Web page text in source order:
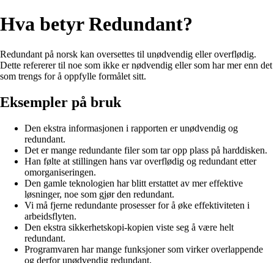
Hva betyr Redundant?
Redundant på norsk kan oversettes til unødvendig eller overflødig.
Dette refererer til noe som ikke er nødvendig eller som har mer enn det
som trengs for å oppfylle formålet sitt.
Eksempler på bruk
Den ekstra informasjonen i rapporten er unødvendig og
redundant.
Det er mange redundante filer som tar opp plass på harddisken.
Han følte at stillingen hans var overflødig og redundant etter
omorganiseringen.
Den gamle teknologien har blitt erstattet av mer effektive
løsninger, noe som gjør den redundant.
Vi må fjerne redundante prosesser for å øke effektiviteten i
arbeidsflyten.
Den ekstra sikkerhetskopi-kopien viste seg å være helt
redundant.
Programvaren har mange funksjoner som virker overlappende
og derfor unødvendig redundant.